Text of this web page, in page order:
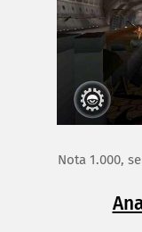
Nota 1.000,